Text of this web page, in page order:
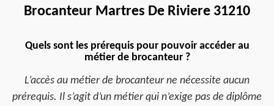
Brocanteur Martres De Riviere 31210
Quels sont les prérequis pour pouvoir accéder au
métier de brocanteur ?
L’accès au métier de brocanteur ne nécessite aucun
prérequis. Il s’agit d’un métier qui n’exige pas de diplôme